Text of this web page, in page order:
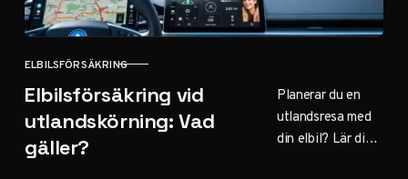
KATEGORI
ELBILSFÖRSÄKRING
Elbilsförsäkring vid
utlandskörning: Vad
gäller?
Planerar du en
utlandsresa med
din elbil? Lär dig